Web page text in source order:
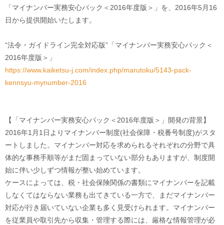
「マイナンバー実務安心パック＜2016年度版＞」を、2016年5月16
日から提供開始いたします。
“法令・ガイドライン完全対応版”「マイナンバー実務安心パック＜
2016年度版＞」
https://www.kaiketsu-j.com/index.php/marutoku/5143-pack-
kennsyu-mynumber-2016
【「マイナンバー実務安心パック＜2016年度版＞」開発の背景】
2016年1月1日よりマイナンバー制度(社会保障・税番号制度)がスタ
ートしました。マイナンバー対応を求められるそれぞれの分野で具
体的な事務手順等がまだ固まっていない部分もありますが、制度開
始に伴い少しずつ情報が整い始めています。
ケースによっては、税・社会保険関係の書類にマイナンバーを記載
しなくてはならない業務も出てきている一方で、まだマイナンバー
対応が行き届いていない企業も多く見受けられます。マイナンバー
を従業員や取引先から収集・管理する際には、厳格な情報管理が必